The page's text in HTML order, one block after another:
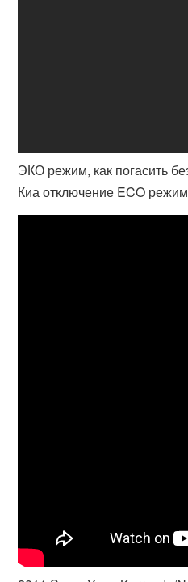
ЭКО режим, как погасить
Киа отключение ECO